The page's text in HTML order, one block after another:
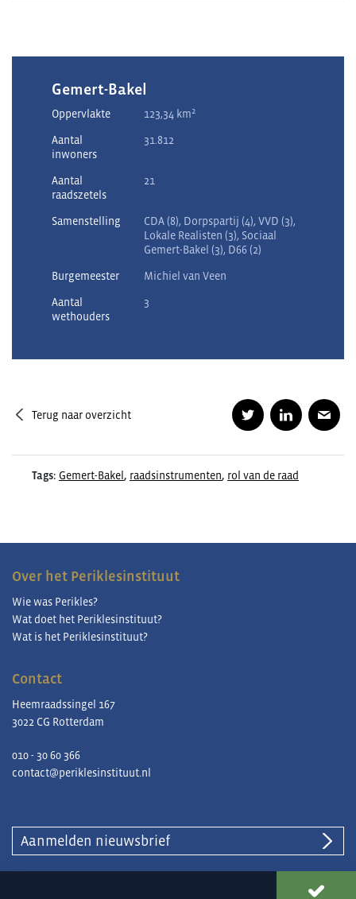
Gemert-Bakel
Oppervlakte 123,34 km2
Aantal
inwoners
31.812
Aantal
raadszetels
21
Samenstelling
CDA (8), Dorpspartij (4), VVD (3),
Lokale Realisten (3), Sociaal
Gemert-Bakel (3), D66 (2)
Burgemeester Michiel van Veen
Aantal
wethouders
3
Terug naar overzicht
Tags: Gemert-Bakel , raadsinstrumenten, rol van de raad
Over het Periklesinstituut
Wie was Perikles?
Wat doet het Periklesinstituut?
Wat is het Periklesinstituut?
Contact
Heemraadssingel 167
3022 CG Rotterdam
010 - 30 60 366
contact@periklesinstituut.nl
Aanmelden nieuwsbrief